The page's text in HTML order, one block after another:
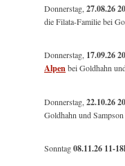
Donnerstag,27.08.26
die Filata-Familie bei
Donnerstag, 17.09.26
Alpenbei Goldhahn
Donnerstag,22.10.26
Goldhahn und
Sonntag08.11.26 11-